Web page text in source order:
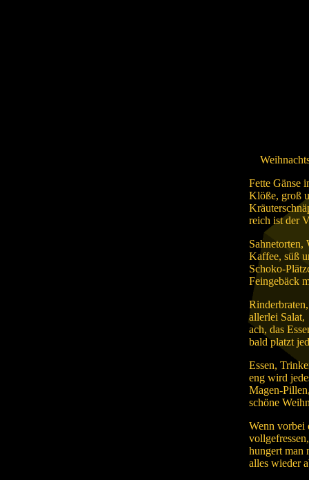
Fette Gänse
Klöße, groß
reich ist der
Sahnetorten,
Kaffee, süß
Schoko-
Feingebäck
allerlei Salat,
ach, das
bald platzt
Essen,
eng wird
Magen-
schöne
Wenn vorbei
hungert man
alles wieder